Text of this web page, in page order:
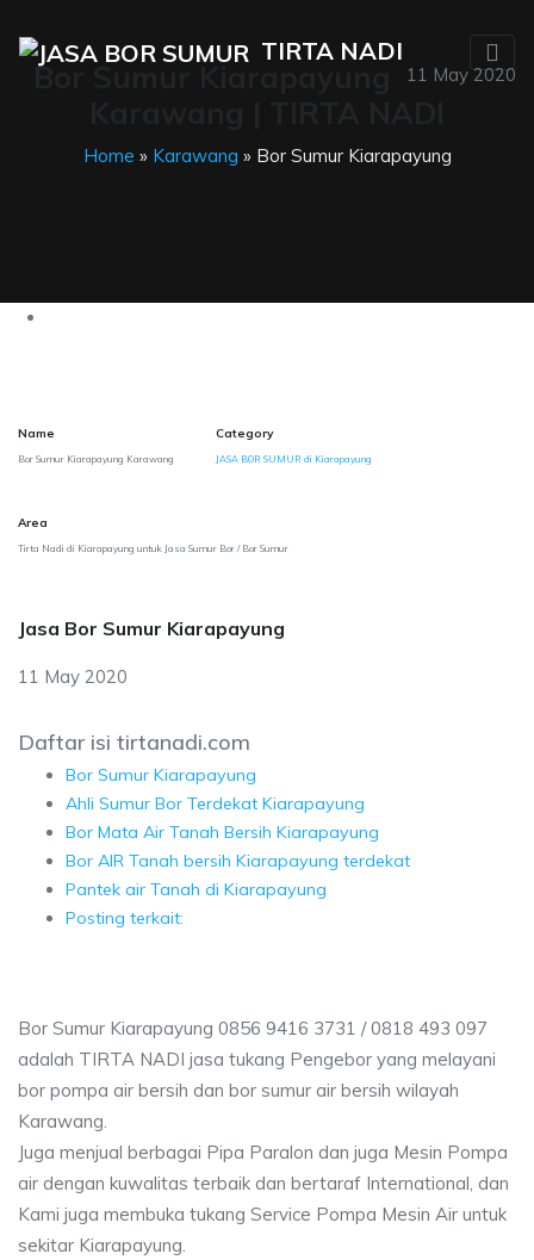
TIRTA NADI
11 May 2020
Bor Sumur Kiarapayung
Home » Karawang » Bor Sumur Kiarapayung
Name
Bor Sumur Kiarapayung Karawang
Category
JASA BOR SUMUR di Kiarapayung
Area
Tirta Nadi di Kiarapayung untuk Jasa Sumur Bor / Bor Sumur
Jasa Bor Sumur Kiarapayung
11 May 2020
Daftar isi tirtanadi.com
Bor Sumur Kiarapayung
Ahli Sumur Bor Terdekat Kiarapayung
Bor Mata Air Tanah Bersih Kiarapayung
Bor AIR Tanah bersih Kiarapayung terdekat
Pantek air Tanah di Kiarapayung
Posting terkait:
Bor Sumur Kiarapayung 0856 9416 3731 / 0818 493 097
adalah TIRTA NADI jasa tukang Pengebor yang melayani
bor pompa air bersih dan bor sumur air bersih wilayah
Karawang.
Juga menjual berbagai Pipa Paralon dan juga Mesin Pompa
air dengan kuwalitas terbaik dan bertaraf International, dan
Kami juga membuka tukang Service Pompa Mesin Air untuk
sekitar Kiarapayung.